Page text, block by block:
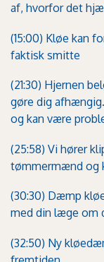
af, hvorfor det
(15:00) Kløe kan
faktisk smitte
(21:30) Hjernen
gøre dig
og kan være
(25:58) Vi hører
tømmermænd og
(30:30) Dæmp
med din læge om
(32:50) Ny